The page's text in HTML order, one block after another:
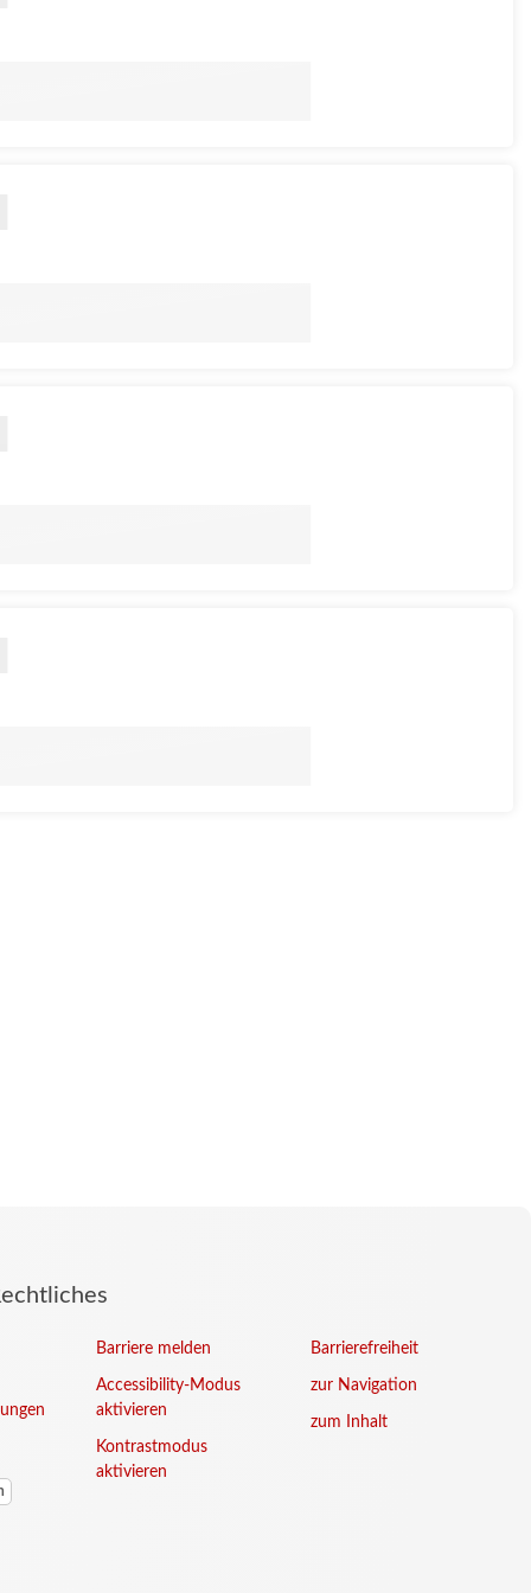
Barriere melden
Accessibility-Modus
aktivieren
Kontrastmodus
aktivieren
Barrierefreiheit
zur Navigation
zum Inhalt